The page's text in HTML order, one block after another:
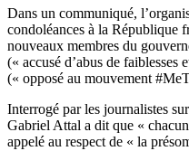
Dans un communiqué,
condoléances à la République
nouveaux membres du
(« accusé d’abus de
(« opposé au mouvement
Interrogé par les journalistes
Gabriel Attal a dit que «
appelé au respect de « la